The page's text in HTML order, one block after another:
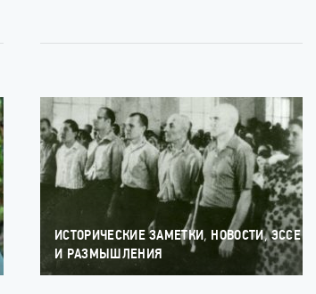
ИСТОРИЧЕСКИЕ ЗАМЕТКИ, НОВОСТИ,ЭССЕ
И РАЗМЫШЛЕНИЯ